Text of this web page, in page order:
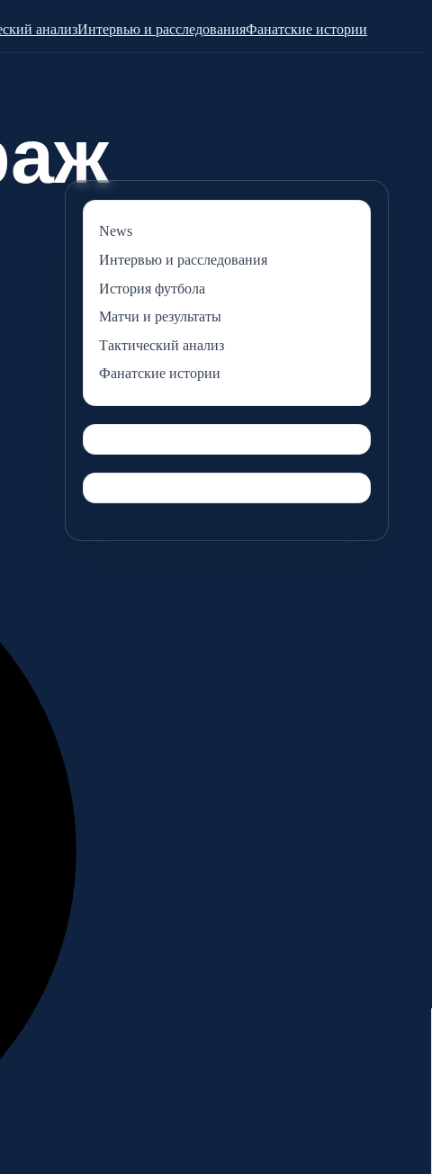
анализИнтервью и расследованияФанатские истории
News
Интервью и расследования
История футбола
Матчи и результаты
Тактический анализ
Фанатские истории